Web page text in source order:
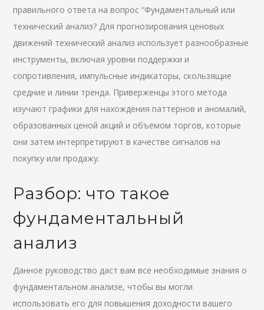
правильного ответа на вопрос “Фундаментальный или
технический анализ? Для прогнозирования ценовых
движений технический анализ использует разнообразные
инструменты, включая уровни поддержки и
сопротивления, импульсные индикаторы, скользящие
средние и линии тренда. Приверженцы этого метода
изучают графики для нахождения паттернов и аномалий,
образованных ценой акций и объёмом торгов, которые
они затем интерпретируют в качестве сигналов на
покупку или продажу.
Разбор: что такое
фундаментальный
анализ
Данное руководство даст вам все необходимые знания о
фундаментальном анализе, чтобы вы могли
использовать его для повышения доходности вашего